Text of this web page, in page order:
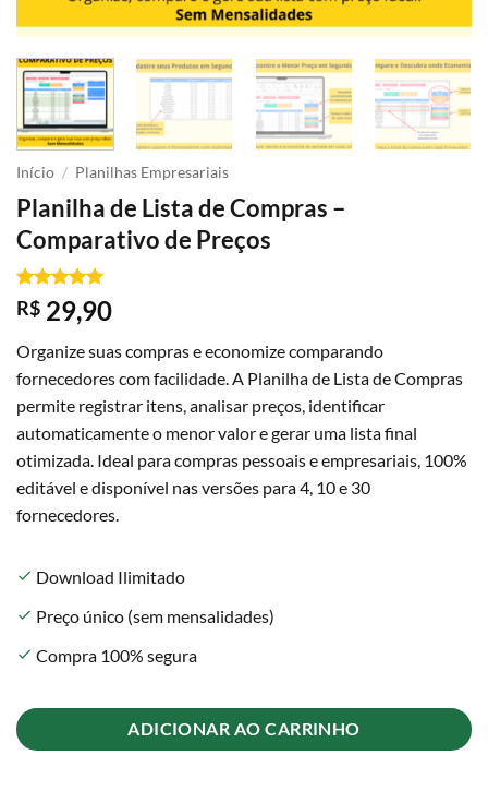
Início / Planilhas Empresariais
Planilha de Lista de Compras –
Comparativo de Preços
Avaliado
como 5de
baseado em
2
avaliações
de clientes
R$ 29,90
Organize suas compras e economize comparando
fornecedores com facilidade. A Planilha de Lista de Compras
permite registrar itens, analisar preços, identificar
automaticamente o menor valor e gerar uma lista final
otimizada. Ideal para compras pessoais e empresariais, 100%
editável e disponível nas versões para 4, 10 e 30
fornecedores.
check Download Ilimitado
check Preço único (sem mensalidades)
check Compra 100% segura
ADICIONAR AO CARRINHO